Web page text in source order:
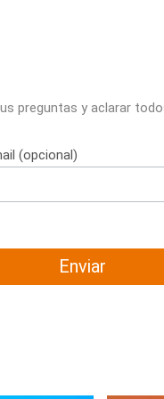
preguntas y aclarar
(opcional)
Enviar